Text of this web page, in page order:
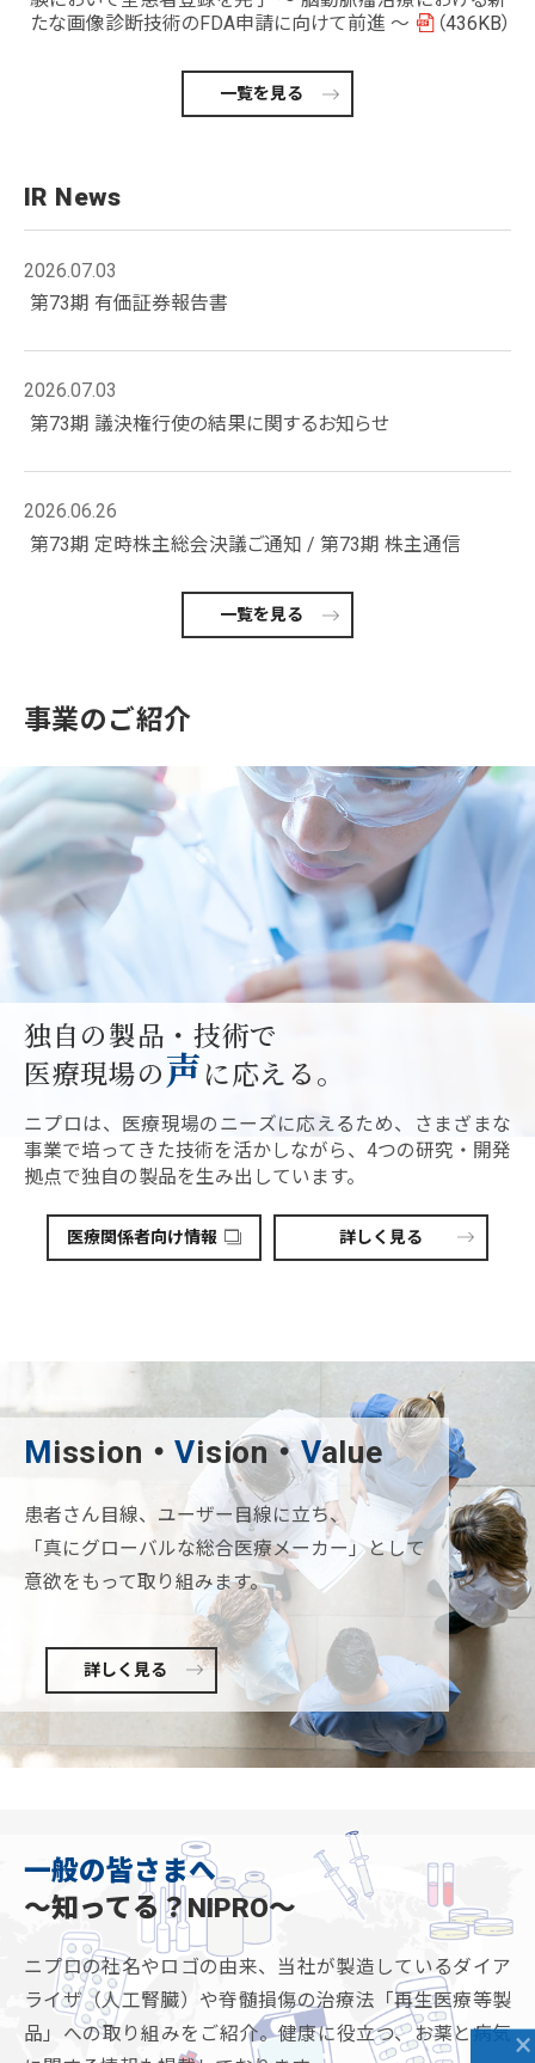
たな画像診断技術のFDA申請に向けて前進 ～
（436KB）
一覧を見る
IR News
2026.07.03
第73期 有価証券報告書
2026.07.03
第73期 議決権行使の結果に関するお知らせ
2026.06.26
第73期 定時株主総会決議ご通知 / 第73期 株主通信
一覧を見る
事業のご紹介
独自の製品・技術で
医療現場の声に応える。
ニプロは、医療現場のニーズに応えるため、
さまざまな
事業で培ってきた技術を活かしながら、 4つの研究・開発
拠点で独自の製品を生み出しています。
医療関係者向け情報 詳しく見る
Mission・Vision・Value
患者さん目線、ユーザー目線に立ち、
「真にグローバルな総合医療メーカー」として
意欲をもって取り組みます。
詳しく見る
一般の皆さまへ
～知ってる？NIPRO～
ニプロの社名やロゴの由来、 当社が製造しているダイア
ライザ（人工腎臓）や脊髄損傷の治療法「再生医療等製
品」への取り組みをご紹介。健康に役立つ、お薬と病気 ×